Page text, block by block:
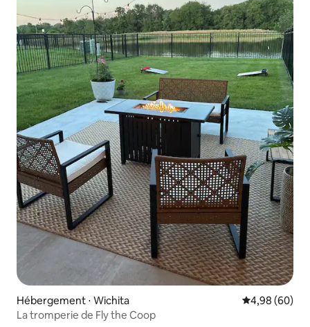
Hébergement ⋅ Wichita Évaluation
4,98 (60)
La tromperie de Fly the Coop